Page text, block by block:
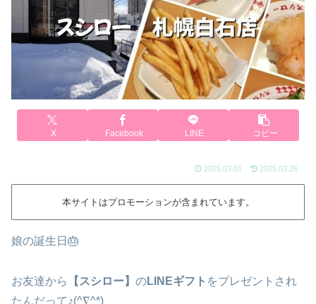
X Facebook LINE コピー
2025.03.01 2025.03.26
本サイトはプロモーションが含まれています。
娘の誕生日🎂
お友達から 【スシロー】 のLINEギフト をプレゼントされ
たんだって♪(^∇^*)